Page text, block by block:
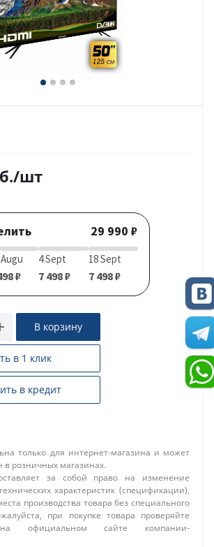
/шт
29 990 ₽
₽
4 Sept
7 498 ₽
18 Sept
7 498 ₽
В корзину
в 1 клик
в кредит
только для интернет-магазина и может
в розничных магазинах.
за собой право на изменение
характеристик (спецификации),
производства товара без специального
при покупке товара проверяйте
официальном сайте компании-